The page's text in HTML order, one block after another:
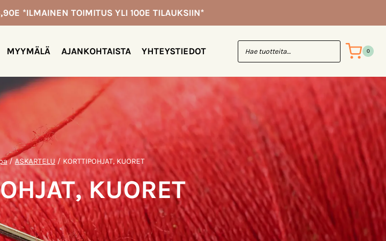
*ILMAINEN TOIMITUS YLI 100E TILAUKSIIN*
MYYMÄLÄ AJANKOHTAISTA YHTEYSTIEDOT 0
/ ASKARTELU / KORTTIPOHJAT, KUORET
KUORET